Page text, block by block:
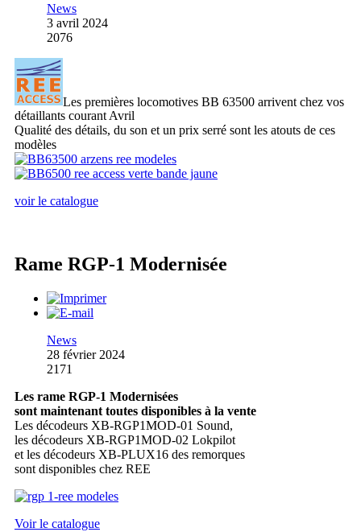
News
3 avril 2024
2076
Les premières locomotives BB 63500 arrivent chez vos
détaillants courant Avril
Qualité des détails, du son et un prix serré sont les atouts de ces
modèles
voir le catalogue
Rame RGP-1 Modernisée
News
28 février 2024
2171
Les rame RGP-1 Modernisées
sont maintenant toutes disponibles à la vente
Les décodeurs XB-RGP1MOD-01 Sound,
les décodeurs XB-RGP1MOD-02 Lokpilot
et les décodeurs XB-PLUX16 des remorques
sont disponibles chez REE
Voir le catalogue